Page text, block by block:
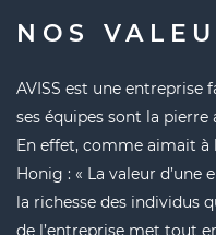
NOS
AVISS est une entreprise
ses équipes sont la
En effet, comme aimait à
Honig : « La valeur d’une
la richesse des individus
de l’entreprise met tout